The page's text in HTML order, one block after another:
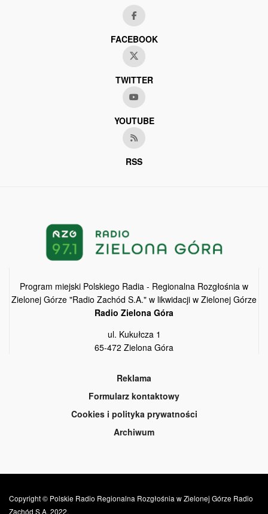
FACEBOOK
TWITTER
YOUTUBE
RSS
Program miejski Polskiego Radia - Regionalna Rozgłośnia w
Zielonej Górze "Radio Zachód S.A." w likwidacji w Zielonej Górze
Radio Zielona Góra
ul. Kukułcza 1
65-472 Zielona Góra
Reklama
Formularz kontaktowy
Cookies i polityka prywatności
Archiwum
Copyright © Polskie Radio Regionalna Rozgłośnia w Zielonej Górze Radio
Zachód S.A. 2022.